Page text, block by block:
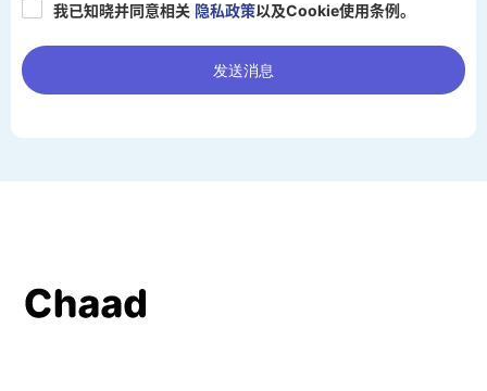
我已知晓并同意相关 隐私政策以及Cookie使用条例。